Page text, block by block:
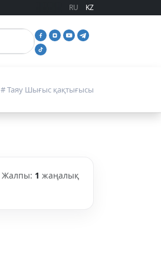
RU KZ
# Таяу Шығыс қақтығысы
Жалпы: 1 жаңалық